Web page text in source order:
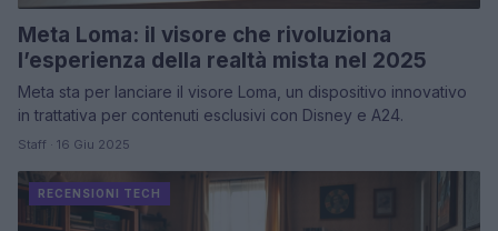
Meta Loma: il visore che rivoluziona
l’esperienza della realtà mista nel 2025
Meta sta per lanciare il visore Loma, un dispositivo innovativo
in trattativa per contenuti esclusivi con Disney e A24.
Staff · 16 Giu 2025
RECENSIONI TECH